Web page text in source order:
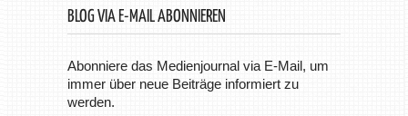
BLOG VIA E-MAIL ABONNIEREN
Abonniere das Medienjournal via E-Mail, um
immer über neue Beiträge informiert zu
werden.